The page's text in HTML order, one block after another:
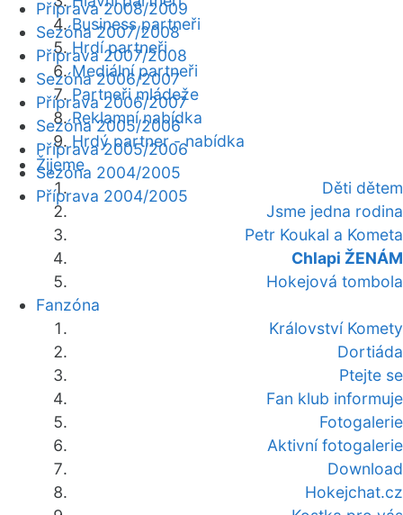
Business partneři
Hrdí partneři
Mediální partneři
Partneři mládeže
Reklamní nabídka
Hrdý partner - nabídka
Žijeme
Děti dětem
Jsme jedna rodina
Petr Koukal a Kometa
Chlapi ŽENÁM
Hokejová tombola
Fanzóna
Království Komety
Dortiáda
Ptejte se
Fan klub informuje
Fotogalerie
Aktivní fotogalerie
Download
Hokejchat.cz
Příprava 2008/2009
Sezóna 2007/2008
Příprava 2007/2008
Sezóna 2006/2007
Příprava 2006/2007
Sezóna 2005/2006
Příprava 2005/2006
Sezóna 2004/2005
Příprava 2004/2005